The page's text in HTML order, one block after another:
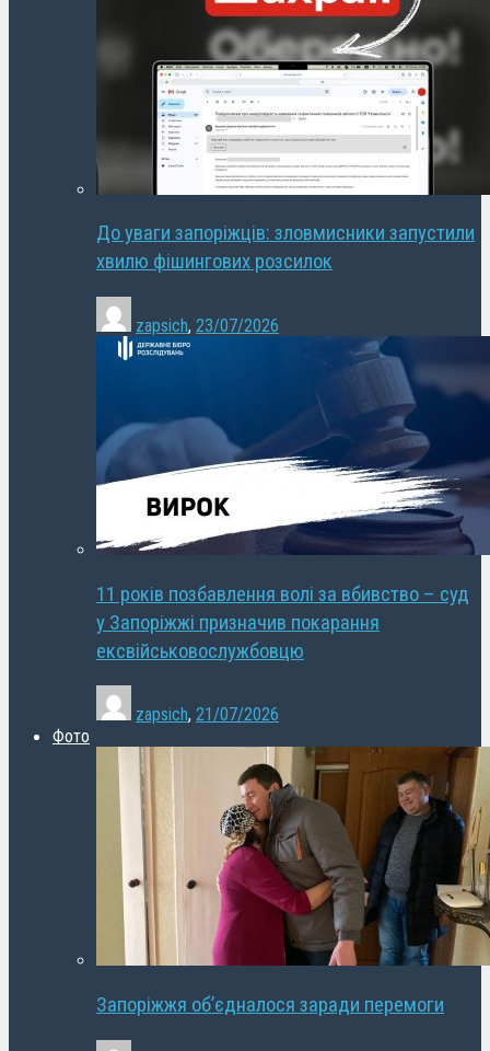
До уваги запоріжців: зловмисники запустили
хвилю фішингових розсилок
zapsich, 23/07/2026
11 років позбавлення волі за вбивство – суд
у Запоріжжі призначив покарання
ексвійськовослужбовцю
zapsich, 21/07/2026
Фото
Запоріжжя об’єдналося заради перемоги